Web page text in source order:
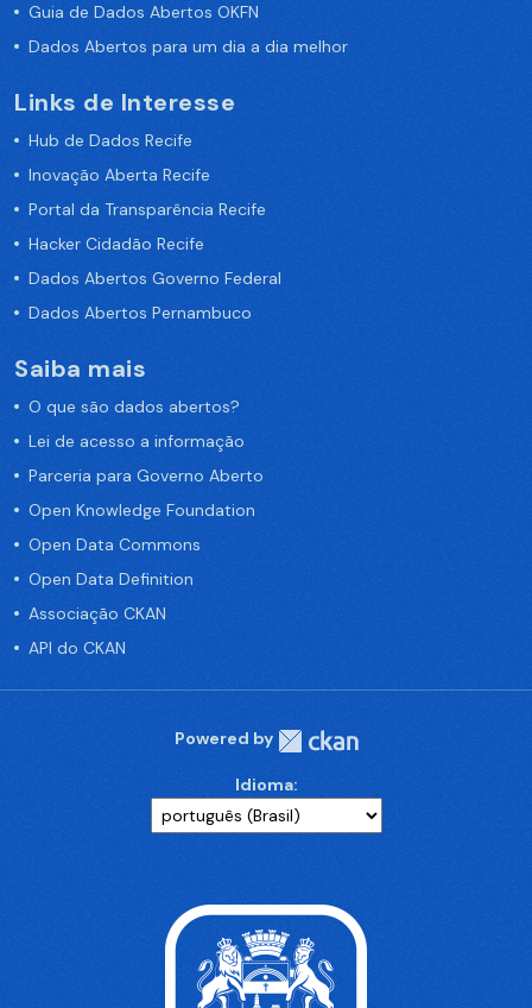
Guia de Dados Abertos OKFN
Dados Abertos para um dia a dia melhor
Links de Interesse
Hub de Dados Recife
Inovação Aberta Recife
Portal da Transparência Recife
Hacker Cidadão Recife
Dados Abertos Governo Federal
Dados Abertos Pernambuco
Saiba mais
O que são dados abertos?
Lei de acesso a informação
Parceria para Governo Aberto
Open Knowledge Foundation
Open Data Commons
Open Data Definition
Associação CKAN
API do CKAN
Powered by
Idioma